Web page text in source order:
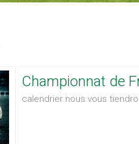
Championnat de
calendrier nous vous